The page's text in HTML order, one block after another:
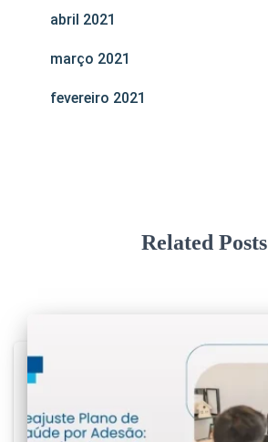
abril 2021
março 2021
fevereiro 2021
Related Posts